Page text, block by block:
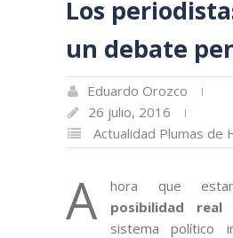
Los
un debate
Eduardo Orozco
26 julio, 2016
Actualidad Plumas de
A
hora que
posibilidad real
sistema político